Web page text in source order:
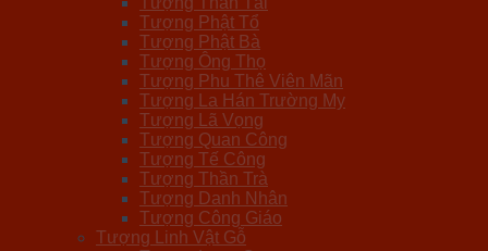
Tượng Phật Tổ
Tượng Phật Bà
Tượng Ông Thọ
Tượng Phu Thê Viên Mãn
Tượng La Hán Trường My
Tượng Lã Vọng
Tượng Quan Công
Tượng Tế Công
Tượng Thần Trà
Tượng Danh Nhân
Tượng Công Giáo
Tượng Linh Vật Gỗ